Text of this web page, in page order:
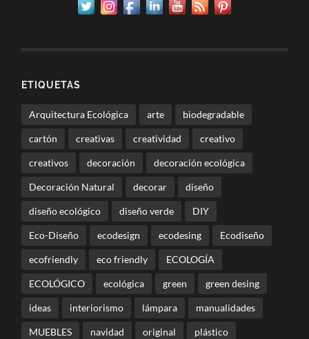
ETIQUETAS
Arquitectura Ecológica arte biodegradable
cartón creativas creatividad creativo
creativos decoración decoración ecológica
Decoración Natural decorar diseño
diseño ecológico diseño verde DIY
Eco-Diseño ecodesign ecodesing Ecodiseño
ecofriendly eco friendly ECOLOGÍA
ECOLÓGICO ecológica green green desing
ideas interiorismo lámpara manualidades
MUEBLES navidad original plástico